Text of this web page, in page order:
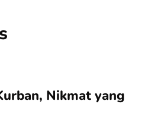
Nikmat yang